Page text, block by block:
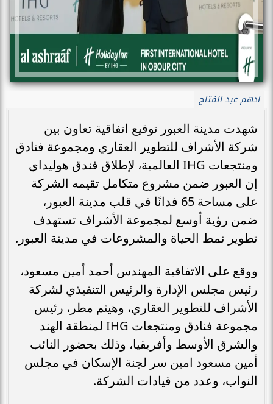
ادهم عبد الفتاح
شهدت مدينة العبور توقيع اتفاقية تعاون بين
شركة الأشراف للتطوير العقاري ومجموعة فنادق
ومنتجعات IHG العالمية، لإطلاق فندق هوليداي
إن العبور ضمن مشروع متكامل تقيمه الشركة
على مساحة 65 فدانًا في قلب مدينة العبور،
ضمن رؤية أوسع لمجموعة الأشراف تستهدف
تطوير نمط الحياة والمشروعات في مدينة العبور.
ووقع على الاتفاقية المهندس أحمد أمين مسعود،
رئيس مجلس الإدارة والرئيس التنفيذي لشركة
الأشراف للتطوير العقاري، وهيثم مطر، رئيس
مجموعة فنادق ومنتجعات IHG لمنطقة الهند
والشرق الأوسط وأفريقيا، وذلك بحضور النائب
أمين مسعود امين سر لجنة الإسكان في مجلس
النواب، وعدد من قيادات الشركة.